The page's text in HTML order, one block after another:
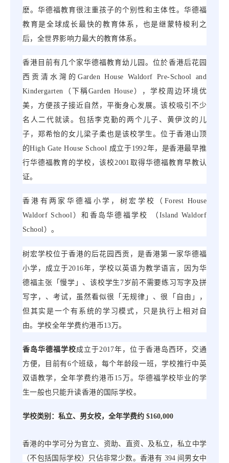
麽。华德福教育很注重孩子的个别性和主体性。华德福
教育是全球成长最快的教育体系，也是继蒙特梭利之
后，全世界影响力最大的教育体系。
香港目前有几个家华德福教育幼儿园。位於香港后花园
西贡清水灣的Garden House Waldorf Pre-School and
Kindergarten （下稱Garden House ），学校周边环境优
美，方便孩子接近自然，平衡身心发展。该校吸引不少
名人二代就读。包括李克勤的两个儿子、黄伊汶的儿
子，郑希怡的女儿梁子柔也是该校学生。位于香港山顶
的High Gate House School 成立于1992年，是香港最早推
行华德福教育的学校，该校2001 取得华德福教育早教认
证。
香港有两家华德福小学，树宏学校（ Forest House
Waldorf School ）和香岛华德福学校 （ Island Waldorf
School）。
树宏学校位于香港的后花园西贡，是香港第一家华德福
小学，成立于2016年，学校以英语为教学语言，因为华
德福主张「慢学」、该校学生 7岁前不需要练习写字及拼
写字，、考试，虽然看似很「无规律」、很「自由」，
但其实是一个有系统的学习模式，只是执行上相对自
由。学校全年学费约港币13万。
香岛华德福学校成立于2017年，位于香港岛西环，交通
方便，目前有6个班级，每个年龄段一班，学校推行中英
双语教学，全年学费约港币 15万。华德福学校毕业的学
生一般也只能升读香港的国际学校。
学校类别：私立、男女校，全年学费约 $160,000
香港的中学可分为官立、资助、直资、及私立，私立中学
（不包括国际学校）只佔非常少数。香港有 394 间男女中